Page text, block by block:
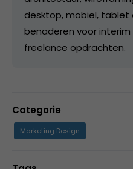
desktop, mobiel, tablet
benaderen voor
freelance opdrachten.
Categorie
Marketing Design